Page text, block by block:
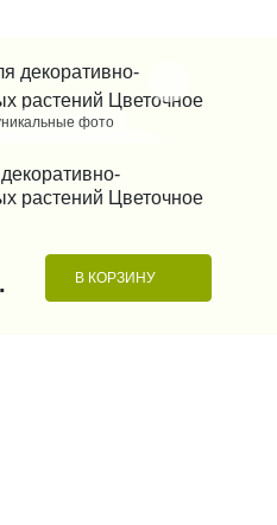
фото
В 1 КЛИК
растений Цветочное
В КОРЗИНУ